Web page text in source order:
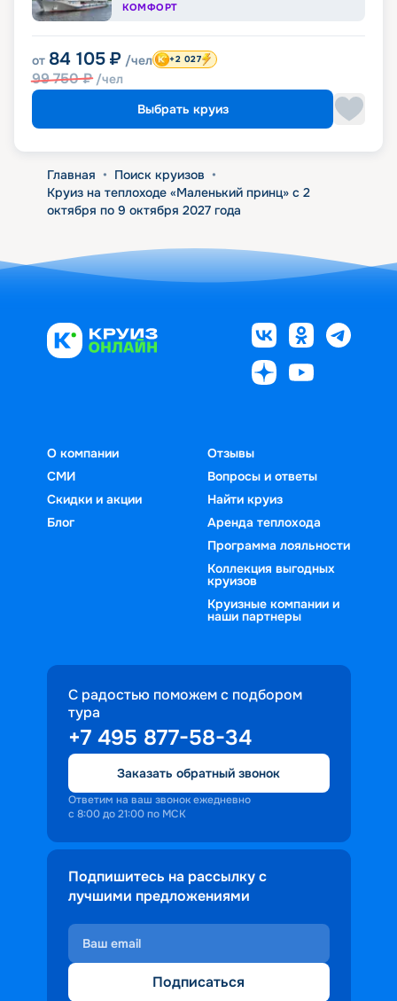
КОМФОРТ
от 84 105 ₽ /чел
99 750₽ /чел
+2 027
Выбрать круиз
Главная • Поиск круизов •
Круиз на теплоходе «Маленький принц» с 2
октября по 9 октября 2027 года
О компании
СМИ
Скидки и акции
Блог
Отзывы
Вопросы и ответы
Найти круиз
Аренда теплохода
Программа лояльности
Коллекция выгодных
круизов
Круизные компании и
наши партнеры
С радостью поможем с подбором
тура
+7 495 877-58-34
Заказать обратный звонок
Ответим на ваш звонок ежедневно
с 8:00 до 21:00 по МСК
Подпишитесь на рассылку с
лучшими предложениями
Подписаться